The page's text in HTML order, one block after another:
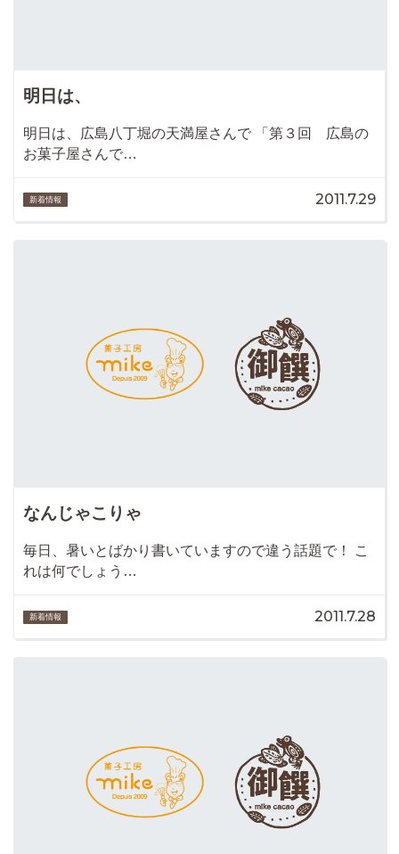
明日は、
明日は、広島八丁堀の天満屋さんで 「第３回 広島の
お菓子屋さんで…
新着情報 2011.7.29
なんじゃこりゃ
毎日、暑いとばかり書いていますので違う話題で！ こ
れは何でしょう…
新着情報 2011.7.28